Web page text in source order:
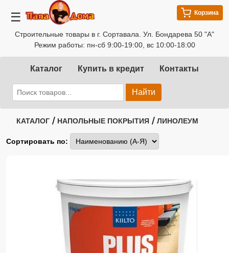
☰
Строительные товары в г. Сортавала. Ул. Бондарева 50 "А"
Режим работы: пн-сб 9:00-19:00, вс 10:00-18:00
Корзина
Каталог Купить в кредит Контакты
Найти
КАТАЛОГ / НАПОЛЬНЫЕ ПОКРЫТИЯ / ЛИНОЛЕУМ
Сортировать по: